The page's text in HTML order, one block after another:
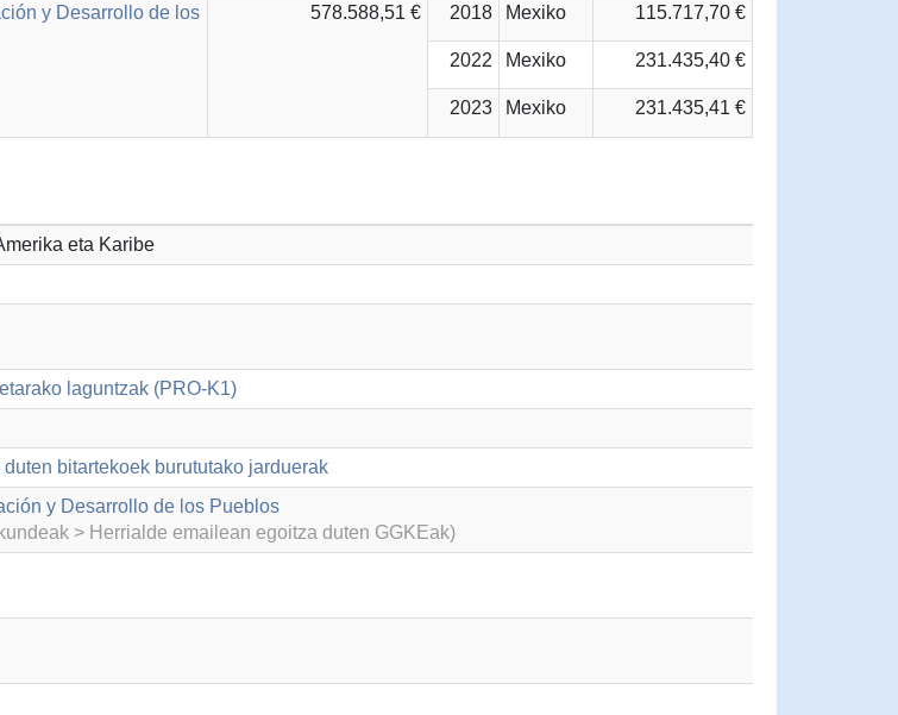
y Desarrollo de los
578.588,51 € 2018 Mexiko 115.717,70 €
2022 Mexiko 231.435,40 €
2023 Mexiko 231.435,41 €
eta Karibe
laguntzak (PRO-K1)
bitartekoek burututako jarduerak
y Desarrollo de los Pueblos
> Herrialde emailean egoitza duten GGKEak)